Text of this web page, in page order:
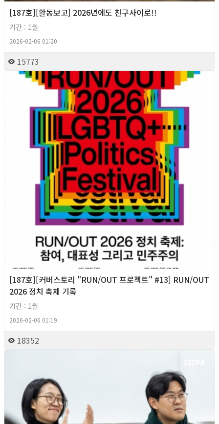
[187호][활동보고] 2026년에도 친구사이로!!
기간 : 1월
2026-02-06 01:20
15773
2026년
[187호][커버스토리 "RUN/OUT 프로젝트" #13] RUN/OUT
2026 정치 축제 기록
기간 : 1월
2026-02-06 01:19
18352